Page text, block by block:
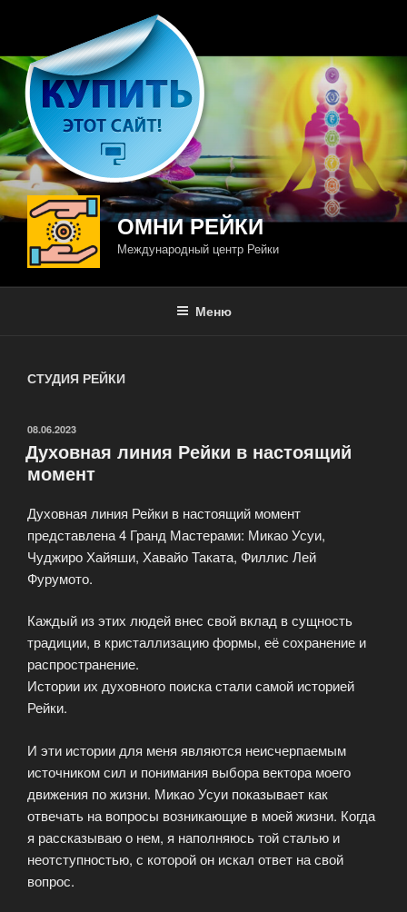
содержимому
ОМНИ РЕЙКИ
Международный центр Рейки
Меню
СТУДИЯ РЕЙКИ
ОПУБЛИКОВАНО
08.06.2023
Духовная линия Рейки в настоящий
момент
Духовная линия Рейки в настоящий момент
представлена 4 Гранд Мастерами: Микао Усуи,
Чуджиро Хайяши, Хавайо Таката, Филлис Лей
Фурумото.
Каждый из этих людей внес свой вклад в сущность
традиции, в кристаллизацию формы, её сохранение и
распространение.
Истории их духовного поиска стали самой историей
Рейки.
И эти истории для меня являются неисчерпаемым
источником сил и понимания выбора вектора моего
движения по жизни. Микао Усуи показывает как
отвечать на вопросы возникающие в моей жизни. Когда
я рассказываю о нем, я наполняюсь той сталью и
неотступностью, с которой он искал ответ на свой
вопрос.